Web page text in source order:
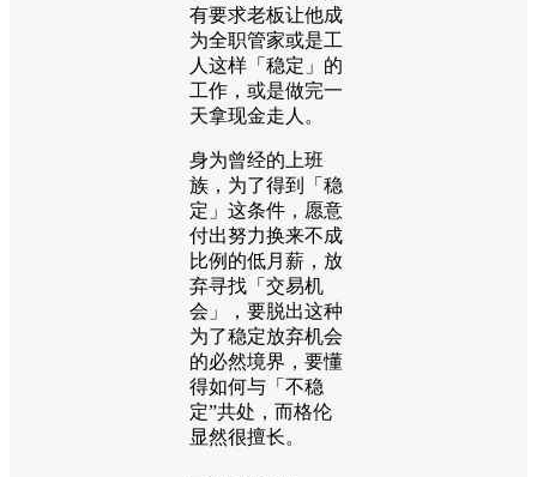
有要求老板让他成
为全职管家或是工
人这样「稳定」的
工作，或是做完一
天拿现金走人。
身为曾经的上班
族，为了得到「稳
定」这条件，愿意
付出努力换来不成
比例的低月薪，放
弃寻找「交易机
会」，要脱出这种
为了稳定放弃机会
的必然境界，要懂
得如何与「不稳
定”共处，而格伦
显然很擅长。